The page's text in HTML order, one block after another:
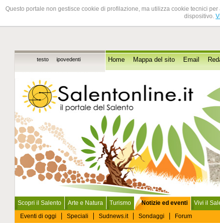
Questo portale non gestisce cookie di profilazione, ma utilizza cookie tecnici
dispositivo.
testo ipovedenti Home Mappa del sito Email
Scopri il Salento Arte e Natura Turismo
Notizie ed eventi
Eventi di oggi
Speciali Sudnews.it Sondaggi Forum
Vivi il